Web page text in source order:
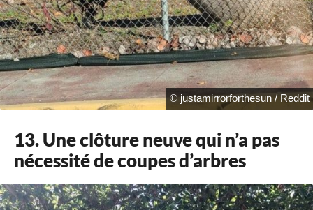
© justamirrorforthesun / Reddit
13. Une clôture neuve qui n’a pas
nécessité de coupes d’arbres